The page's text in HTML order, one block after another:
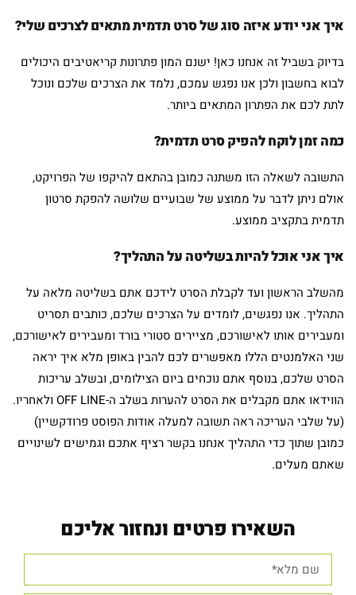
איך אני יודע איזה סוג של סרט תדמית מתאים לצרכים שלי?
בדיוק בשביל זה אנחנו כאן! ישנם המון פתרונות קריאטיבים היכולים
לבוא בחשבון ולכן אנו נפגש עמכם, נלמד את הצרכים שלכם ונוכל
לתת לכם את הפתרון המתאים ביותר.
כמה זמן לוקח להפיק סרט תדמית?
התשובה לשאלה הזו משתנה כמובן בהתאם להיקפו של הפרויקט,
אולם ניתן לדבר על ממוצע של שבועיים שלושה להפקת סרטון
תדמית בתקציב ממוצע.
איך אני אוכל להיות בשליטה על התהליך?
מהשלב הראשון ועד לקבלת הסרט לידכם אתם בשליטה מלאה על
התהליך. אנו נפגשים, לומדים על הצרכים שלכם, כותבים תסריט
ומעבירים אותו לאישורכם, מציירים סטורי בורד ומעבירים לאישורכם,
שני האלמנטים הללו מאפשרים לכם להבין באופן מלא איך יראה
הסרט שלכם, בנוסף אתם נוכחים ביום הצילומים, ובשלב עריכות
הווידאו אתם מקבלים את הסרט להערות בשלב ה-OFF LINE ולאחריו.
(על שלבי העריכה ראה תשובה למעלה אודות הפוסט פרודקשיין)
כמובן שתוך כדי התהליך אנחנו בקשר רציף אתכם וגמישים לשינויים
שאתם מעלים.
השאירו פרטים ונחזור אליכם